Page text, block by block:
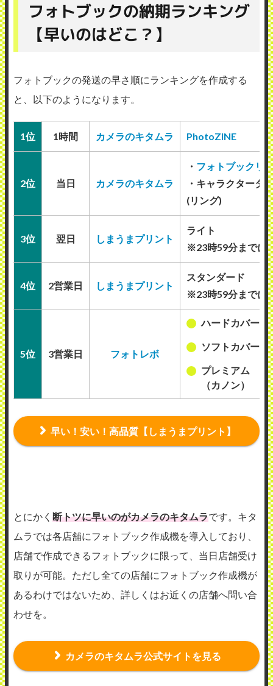
フォトブックの納期ランキング
【早いのはどこ？】
フォトブックの発送の早さ順にランキングを作成する
と、以下のようになります。
1位 1時間 カメラのキタムラ PhotoZINE
2位 当日 カメラのキタムラ
・ フォトブックリ
・キャラクタータ
(リング)
3位 翌日 しまうまプリント
ライト
※23時59分までに
4位 2営業日 しまうまプリント
スタンダード
※23時59分までに
5位 3営業日 フォトレボ
ハードカバー
ソフトカバー
プレミアム
（カノン）
早い！安い！高品質【しまうまプリント】
とにかく 断トツに早いのがカメラのキタムラです。キタ
ムラでは各店舗にフォトブック作成機を導入しており、
店舗で作成できるフォトブックに限って、当日店舗受け
取りが可能。ただし全ての店舗にフォトブック作成機が
あるわけではないため、詳しくはお近くの店舗へ問い合
わせを。
カメラのキタムラ公式サイトを見る